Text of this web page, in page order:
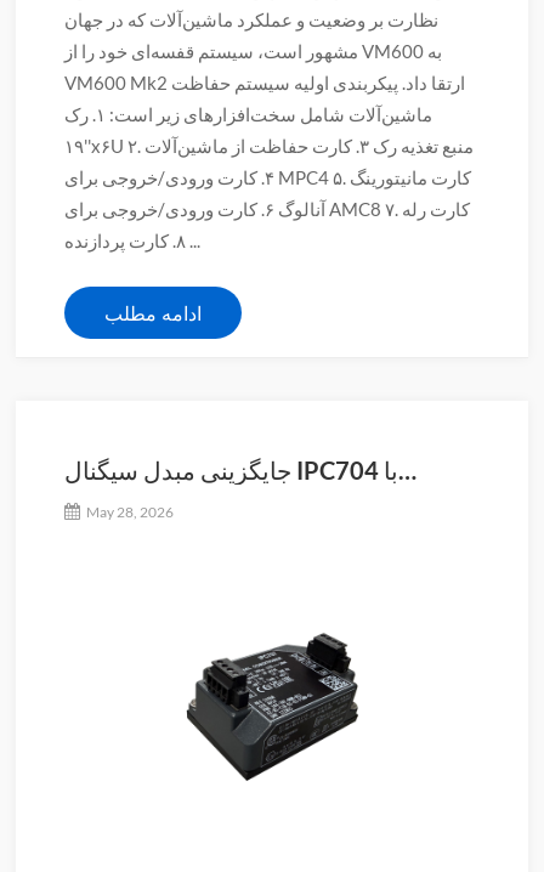
نظارت بر وضعیت و عملکرد ماشین‌آلات که در جهان
مشهور است، سیستم قفسه‌ای خود را از VM600 به
VM600 Mk2 ارتقا داد. پیکربندی اولیه سیستم حفاظت
ماشین‌آلات شامل سخت‌افزارهای زیر است: ۱. رک
۱۹''x۶U ۲. منبع تغذیه رک ۳. کارت حفاظت از ماشین‌آلات
۴. کارت ورودی/خروجی برای MPC4 ۵. کارت مانیتورینگ
آنالوگ ۶. کارت ورودی/خروجی برای AMC8 ۷. کارت رله
ادامه مطلب
جایگزینی مبدل سیگنال IPC704 با
May 28, 2026